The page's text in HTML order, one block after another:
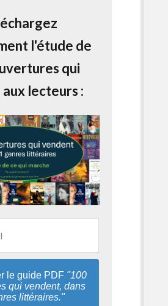
l'étude de
qui
lecteurs :
le guide PDF "100
qui vendent, dans
littéraires."